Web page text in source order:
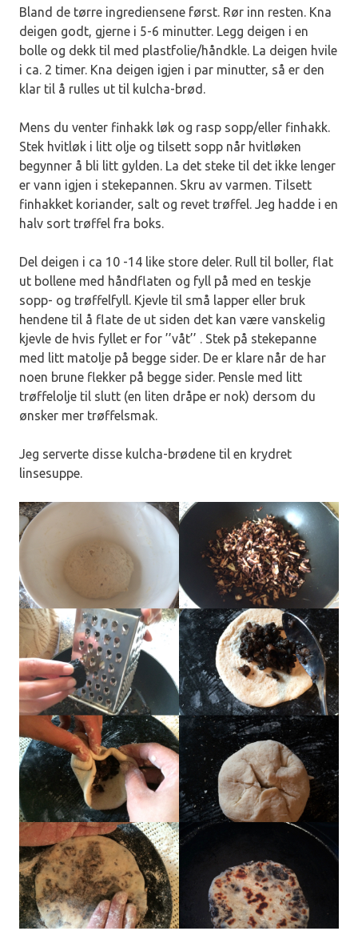
Bland de tørre ingrediensene først. Rør inn resten. Kna
deigen godt, gjerne i 5-6 minutter. Legg deigen i en
bolle og dekk til med plastfolie/håndkle. La deigen hvile
i ca. 2 timer. Kna deigen igjen i par minutter, så er den
klar til å rulles ut til kulcha-brød.
Mens du venter finhakk løk og rasp sopp/eller finhakk.
Stek hvitløk i litt olje og tilsett sopp når hvitløken
begynner å bli litt gylden. La det steke til det ikke lenger
er vann igjen i stekepannen. Skru av varmen. Tilsett
finhakket koriander, salt og revet trøffel. Jeg hadde i en
halv sort trøffel fra boks.
Del deigen i ca 10 -14 like store deler. Rull til boller, flat
ut bollene med håndflaten og fyll på med en teskje
sopp- og trøffelfyll. Kjevle til små lapper eller bruk
hendene til å flate de ut siden det kan være vanskelig
kjevle de hvis fyllet er for ’’våt’’ . Stek på stekepanne
med litt matolje på begge sider. De er klare når de har
noen brune flekker på begge sider. Pensle med litt
trøffelolje til slutt (en liten dråpe er nok) dersom du
ønsker mer trøffelsmak.
Jeg serverte disse kulcha-brødene til en krydret
linsesuppe.